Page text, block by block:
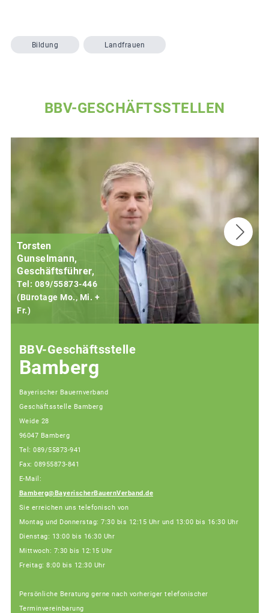
Bildung Landfrauen
BBV-GESCHÄFTSSTELLEN
Torsten
Gunselmann,
Geschäftsführer,
Tel: 089/55873-446
(Bürotage Mo., Mi. +
Fr.)
BBV-Geschäftsstelle
Bamberg
Bayerischer Bauernverband
Geschäftsstelle Bamberg
Weide 28
96047 Bamberg
Tel: 089/55873-941
Fax: 08955873-841
E-Mail:
Bamberg@BayerischerBauernVerband.de
Sie erreichen uns telefonisch von
Montag und Donnerstag: 7:30 bis 12:15 Uhr und 13:00 bis 16:30 Uhr
Dienstag: 13:00 bis 16:30 Uhr
Mittwoch: 7:30 bis 12:15 Uhr
Freitag: 8:00 bis 12:30 Uhr
Persönliche Beratung gerne nach vorheriger telefonischer
Terminvereinbarung